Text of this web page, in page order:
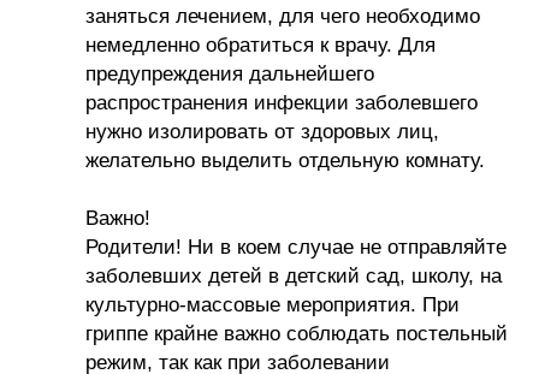
заняться лечением, для чего необходимо
немедленно обратиться к врачу. Для
предупреждения дальнейшего
распространения инфекции заболевшего
нужно изолировать от здоровых лиц,
желательно выделить отдельную комнату.
Важно!
Родители! Ни в коем случае не отправляйте
заболевших детей в детский сад, школу, на
культурно-массовые мероприятия. При
гриппе крайне важно соблюдать постельный
режим, так как при заболевании